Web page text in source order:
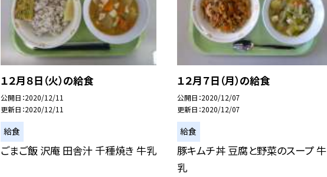
１２月８日（火）の給食
公開日 2020/12/11
更新日 2020/12/11
給食
ごまご飯 沢庵 田舎汁 千種焼き 牛乳
１２月７日（月）の給食
公開日 2020/12/07
更新日 2020/12/07
給食
豚キムチ丼 豆腐と野菜のスープ 牛
乳